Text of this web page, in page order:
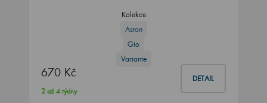
Kolekce
Aston
Gio
Variante
670 Kč DETAIL
2 až 4 týdny